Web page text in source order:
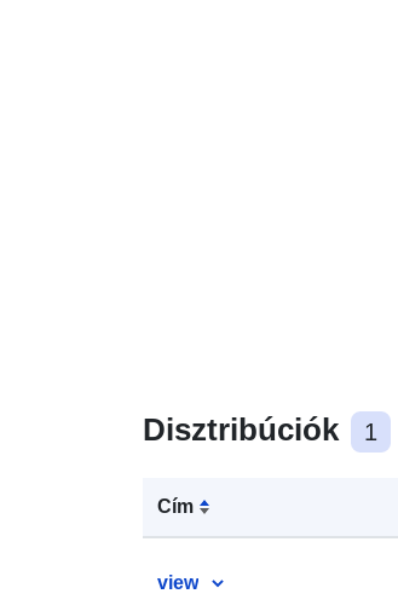
Disztribúciók 1
Cím
view